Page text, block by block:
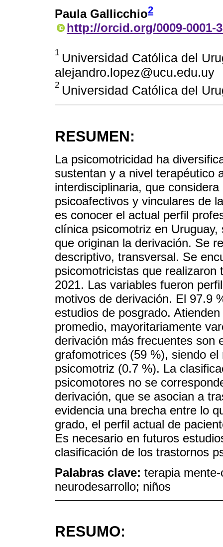
Paula Gallicchio2
http://orcid.org/0009-0001-
1 Universidad Católica del
alejandro.lopez@ucu.edu.uy
2 Universidad Católica del
RESUMEN:
La psicomotricidad ha
sustentan y a nivel terapéutico
interdisciplinaria, que
psicoafectivos y vinculares de
es conocer el actual perfil
clínica psicomotriz en
que originan la derivación. Se
descriptivo, transversal. Se
psicomotricistas que
2021. Las variables fueron
motivos de derivación. El 97.9
estudios de posgrado.
promedio, mayoritariamente
derivación más frecuentes son
grafomotrices (59 %), siendo
psicomotriz (0.7 %). La
psicomotores no se
derivación, que se asocian a
evidencia una brecha entre lo
grado, el perfil actual de
Es necesario en futuros
clasificación de los trastornos
Palabras clave: terapia
neurodesarrollo; niños
RESUMO: